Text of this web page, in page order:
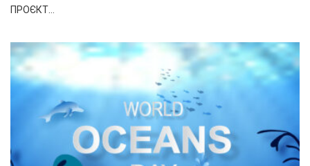
ПРОЄКТ…